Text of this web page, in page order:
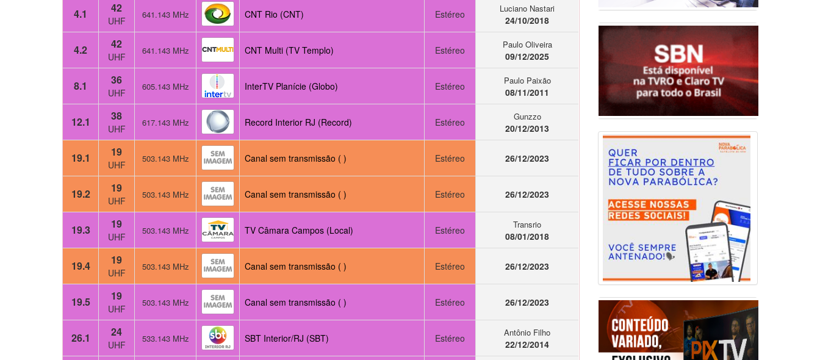
4.1 42
UHF
641.143 MHz CNT Rio (CNT) Estéreo Luciano Nastari
24/10/2018
4.2 42
UHF
641.143 MHz CNT Multi (TV Templo) Estéreo Paulo Oliveira
09/12/2025
8.1 36
UHF
605.143 MHz InterTV Planície (Globo) Estéreo Paulo Paixão
08/11/2011
12.1 38
UHF
617.143 MHz Record Interior RJ (Record) Estéreo Gunzzo
20/12/2013
19.1 19
UHF
503.143 MHz Canal sem transmissão ( ) Estéreo 26/12/2023
19.2 19
UHF
503.143 MHz Canal sem transmissão ( ) Estéreo 26/12/2023
19.3 19
UHF
503.143 MHz TV Câmara Campos (Local) Estéreo Transrio
08/01/2018
19.4 19
UHF
503.143 MHz Canal sem transmissão ( ) Estéreo 26/12/2023
19.5 19
UHF
503.143 MHz Canal sem transmissão ( ) Estéreo 26/12/2023
26.1 24
UHF
533.143 MHz SBT Interior/RJ (SBT) Estéreo Antônio Filho
22/12/2014